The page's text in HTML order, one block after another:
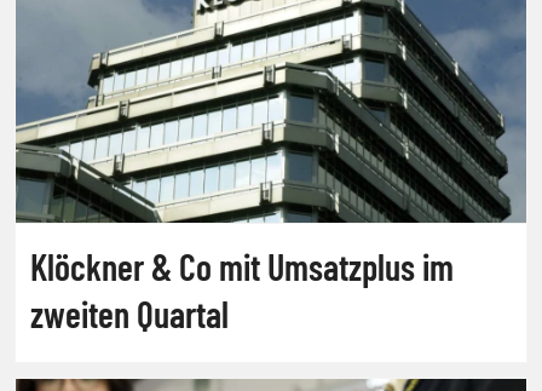
Klöckner & Co mit Umsatzplus im
zweiten Quartal